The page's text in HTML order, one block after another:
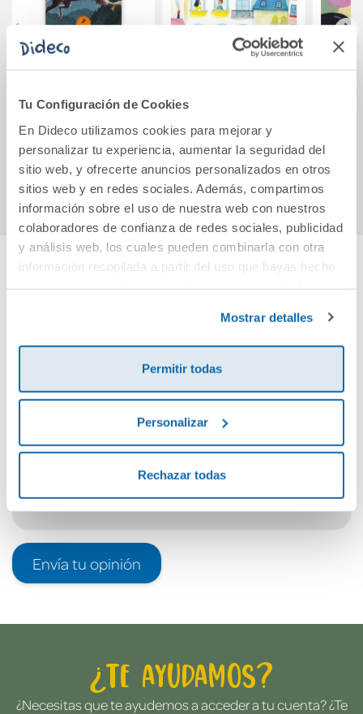
Tu Configuración de Cookies
En Dideco utilizamos cookies para mejorar y
personalizar tu experiencia, aumentar la seguridad del
sitio web, y ofrecerte anuncios personalizados en otros
sitios web y en redes sociales. Además, compartimos
información sobre el uso de nuestra web con nuestros
colaboradores de confianza de redes sociales, publicidad
y análisis web, los cuales pueden combinarla con otra
información recopilada a partir del uso que hayas hecho
Mostrar detalles
Permitir todas
Personalizar
Rechazar todas
Harry Potter y el
Azkaban (Harry
Potter [edición
clásica con la po
12,95€
Comprar
Cartas de amor de
10,95€
Comprar
El
Cuéntanos tu opinión
Debes iniciar sesión para poder valorarlo
Envía tu opinión
¿Te ayudamos?
¿Necesitas que te ayudemos a acceder a tu cuenta? ¿Te